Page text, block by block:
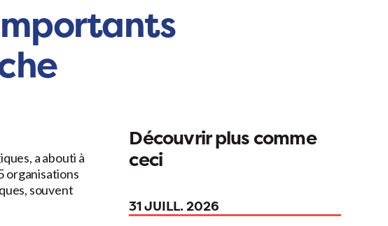
a abouti à
organisations
souvent
Découvrir plus comme
ceci
31 JUILL. 2026